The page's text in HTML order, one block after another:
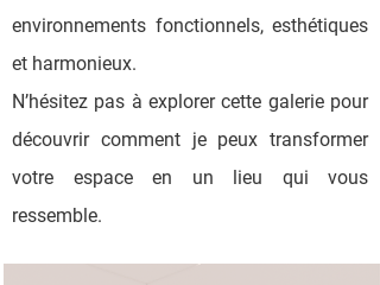
environnements fonctionnels, esthétiques
et harmonieux.
N’hésitez pas à explorer cette galerie pour
découvrir comment je peux transformer
votre espace en un lieu qui vous
ressemble.